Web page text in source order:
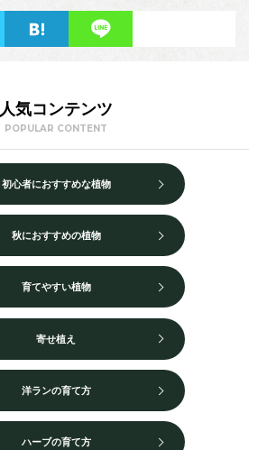
人気コンテンツ
POPULAR CONTENT
初心者におすすめな植物
秋におすすめの植物
育てやすい植物
寄せ植え
洋ランの育て方
ハーブの育て方